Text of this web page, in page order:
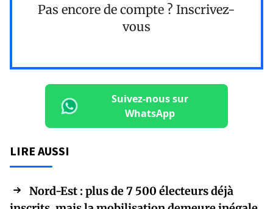
Pas encore de compte ? Inscrivez-
vous
Suivez-nous sur
WhatsApp
LIRE AUSSI
Nord-Est : plus de 7 500 électeurs déjà